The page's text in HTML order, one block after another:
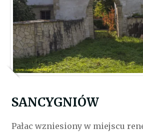
SANCYGNIÓW
Pałac wzniesiony w miejscu